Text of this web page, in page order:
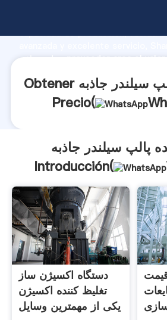
capacidad de producción, fuerza
سیلندر جاذبه proveedor crea el valor y aporta valores a
Obtener غلیظ کننده پالپ سیلندر جاذبه
Precio(
پالپ سیلندر جاذبه
Introducción(
دستگاه اکسیژن ساز
تغلیظ کننده اکسیژن
یکی از مهمترین وسایل